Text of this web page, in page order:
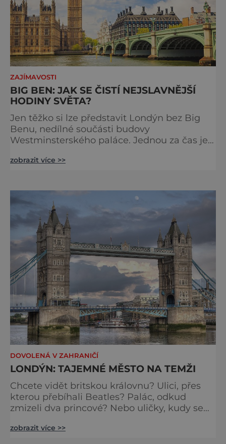
ZAJÍMAVOSTI
BIG BEN: JAK SE ČISTÍ NEJSLAVNĚJŠÍ
HODINY SVĚTA?
Jen těžko si lze představit Londýn bez Big
Benu, nedílné součásti budovy
Westminsterského paláce. Jednou za čas je
opucovat zašedlý kabát. Na konci srpna roku
čtyřčlenná údržbářská četa, vyzbrojena
hadry a kbelíky s mýdlovou vodou, po
několik dní navracela zašlý lesk. [caption
zobrazit více >>
DOVOLENÁ V ZAHRANIČÍ
LONDÝN: TAJEMNÉ MĚSTO NA TEMŽI
Chcete vidět britskou královnu? Ulici, přes
kterou přebíhali Beatles? Palác, odkud
zmizeli dva princové? Nebo uličky, kudy se
jak to všechno stihnout? Kouzelný Londýn
zobrazit více >>